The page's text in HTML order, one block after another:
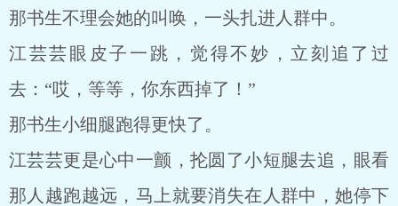
那书生不理会她的叫唤，一头扎进人群中。
江芸芸眼皮子一跳，觉得不妙，立刻追了过
去：“哎，等等，你东西掉了！”
那书生小细腿跑得更快了。
江芸芸更是心中一颤，抡圆了小短腿去追，眼看
那人越跑越远，马上就要消失在人群中，她停下